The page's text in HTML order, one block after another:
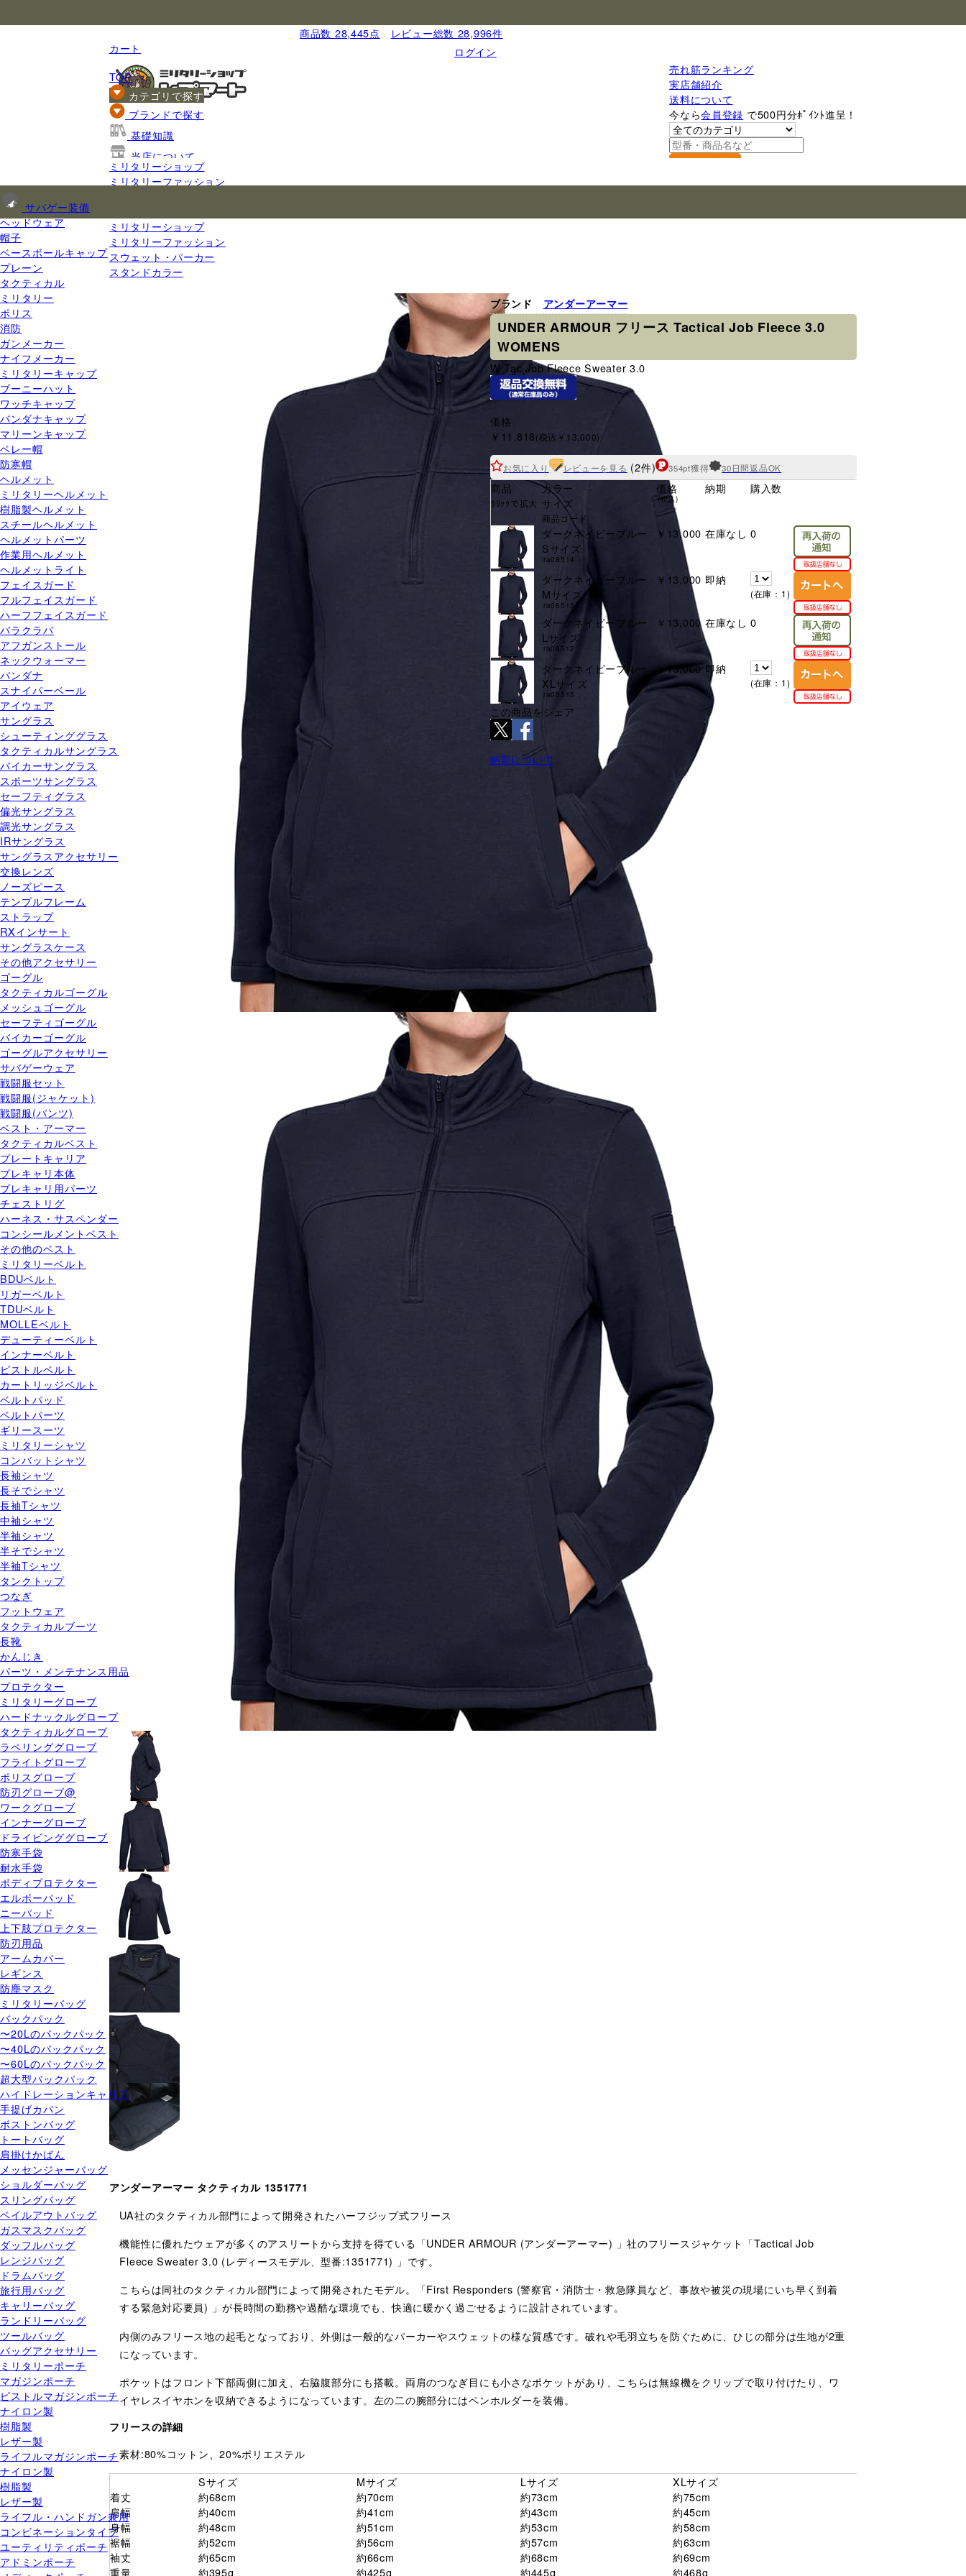
商品数 28,445点
レビュー総数 28,996件
ログイン
カート
売れ筋ランキング
実店舗紹介
送料について
今なら会員登録 で500円分ﾎﾟｲﾝﾄ進呈！
TOP
カテゴリで探す
サバゲー装備
ヘッドウェア
帽子
ベースボールキャップ
プレーン
タクティカル
ミリタリー
ポリス
消防
ガンメーカー
ナイフメーカー
ミリタリーキャップ
ブーニーハット
ワッチキャップ
バンダナキャップ
マリーンキャップ
ベレー帽
防寒帽
ヘルメット
ミリタリーヘルメット
樹脂製ヘルメット
スチールヘルメット
ヘルメットパーツ
作業用ヘルメット
ヘルメットライト
フェイスガード
フルフェイスガード
ハーフフェイスガード
バラクラバ
アフガンストール
ネックウォーマー
バンダナ
スナイパーベール
アイウェア
サングラス
シューティンググラス
タクティカルサングラス
バイカーサングラス
スポーツサングラス
セーフティグラス
偏光サングラス
調光サングラス
IRサングラス
サングラスアクセサリー
交換レンズ
ノーズピース
テンプルフレーム
ストラップ
RXインサート
サングラスケース
その他アクセサリー
ゴーグル
タクティカルゴーグル
メッシュゴーグル
セーフティゴーグル
バイカーゴーグル
ゴーグルアクセサリー
サバゲーウェア
戦闘服セット
戦闘服(ジャケット)
戦闘服(パンツ)
ベスト・アーマー
タクティカルベスト
プレートキャリア
プレキャリ本体
プレキャリ用パーツ
チェストリグ
ハーネス・サスペンダー
コンシールメントベスト
その他のベスト
ミリタリーベルト
BDUベルト
リガーベルト
TDUベルト
MOLLEベルト
デューティーベルト
インナーベルト
ピストルベルト
カートリッジベルト
ベルトパッド
ベルトパーツ
ギリースーツ
ミリタリーシャツ
コンバットシャツ
長袖シャツ
長そでシャツ
長袖Tシャツ
中袖シャツ
半袖シャツ
半そでシャツ
半袖Tシャツ
タンクトップ
つなぎ
フットウェア
タクティカルブーツ
長靴
かんじき
パーツ・メンテナンス用品
プロテクター
ミリタリーグローブ
ハードナックルグローブ
タクティカルグローブ
ラペリンググローブ
フライトグローブ
ポリスグローブ
防刃グローブ@
ワークグローブ
インナーグローブ
ドライビンググローブ
防寒手袋
耐水手袋
ボディプロテクター
エルボーパッド
ニーパッド
上下肢プロテクター
防刃用品
アームカバー
レギンス
防塵マスク
ミリタリーバッグ
バックパック
〜20Lのバックパック
〜40Lのバックパック
〜60Lのバックパック
超大型バックパック
ハイドレーションキャリア
手提げカバン
ボストンバッグ
トートバッグ
肩掛けかばん
メッセンジャーバッグ
ショルダーバッグ
スリングバッグ
ベイルアウトバッグ
ガスマスクバッグ
ダッフルバッグ
レンジバッグ
ドラムバッグ
旅行用バッグ
キャリーバッグ
ランドリーバッグ
ツールバッグ
バッグアクセサリー
ミリタリーポーチ
マガジンポーチ
ピストルマガジンポーチ
ナイロン製
樹脂製
レザー製
ライフルマガジンポーチ
ナイロン製
樹脂製
レザー製
ライフル・ハンドガン兼用
コンビネーションタイプ
ユーティリティポーチ
アドミンポーチ
ブランドで探す
基礎知識
当店について
ご利用ガイド
ミリタリーショップ
ミリタリーファッション
ミリタリーショップ
ミリタリーファッション
スウェット・パーカー
スタンドカラー
ブランド アンダーアーマー
UNDER ARMOUR フリース Tactical Job Fleece 3.0
WOMENS
W Tac Job Fleece Sweater 3.0
価格
￥11,818(税込￥13,000)
お気に入り レビューを見る (2件) 354pt獲得 30日間返品OK
商品
ｸﾘｯｸで拡大
カラー
サイズ
商品コード
価格
(税込)
納期 購入数
ダークネイビーブルー
Sサイズ
ra08514
￥13,000 在庫なし 0
ダークネイビーブルー
Mサイズ
ra08513
￥13,000 即納
(在庫：1)
ダークネイビーブルー
Lサイズ
ra08512
￥13,000 在庫なし 0
ダークネイビーブルー
XLサイズ
ra08515
￥13,000 即納
(在庫：1)
この商品をシェア
納期について
アンダーアーマー タクティカル 1351771
UA社のタクティカル部門によって開発されたハーフジップ式フリース
機能性に優れたウェアが多くのアスリートから支持を得ている「UNDER ARMOUR (アンダーアーマー) 」社のフリースジャケット「Tactical Job
Fleece Sweater 3.0 (レディースモデル、型番:1351771) 」です。
こちらは同社のタクティカル部門によって開発されたモデル。「First Responders (警察官・消防士・救急隊員など、事故や被災の現場にいち早く到着
する緊急対応要員) 」が長時間の勤務や過酷な環境でも、快適に暖かく過ごせるように設計されています。
内側のみフリース地の起毛となっており、外側は一般的なパーカーやスウェットの様な質感です。破れや毛羽立ちを防ぐために、ひじの部分は生地が2重
になっています。
ポケットはフロント下部両側に加え、右脇腹部分にも搭載。両肩のつなぎ目にも小さなポケットがあり、こちらは無線機をクリップで取り付けたり、ワ
イヤレスイヤホンを収納できるようになっています。左の二の腕部分にはペンホルダーを装備。
フリースの詳細
素材:80%コットン、20%ポリエステル
Sサイズ
Mサイズ Lサイズ
XLサイズ
着丈
約68cm 約70cm 約73cm
約75cm
肩幅
約40cm 約41cm 約43cm
約45cm
身幅
約48cm 約51cm 約53cm
約58cm
裾幅
約52cm 約56cm 約57cm
約63cm
袖丈
約65cm 約66cm 約68cm
約69cm
重量
約395g 約425g 約445g 約468g